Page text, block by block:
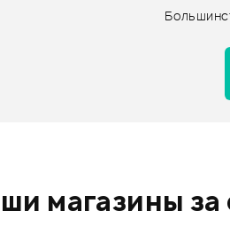
магазины